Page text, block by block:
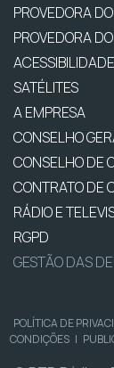
PROVEDORA
PROVEDORA
SATÉLITES
A EMPRESA
CONSELHO
CONSELHO DE
CONTRATO DE
RÁDIO E
RGPD
GESTÃO DAS
POLÍTICA DE
CONDIÇÕES |